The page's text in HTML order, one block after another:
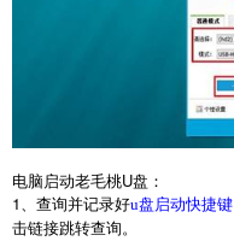
电脑启动老毛桃U盘：
1、查询并记录好u盘启动快捷键
击链接跳转查询。